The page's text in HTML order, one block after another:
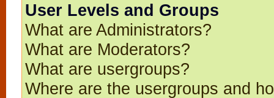
User Levels and Groups
What are Administrators?
What are Moderators?
What are usergroups?
Where are the usergroups and